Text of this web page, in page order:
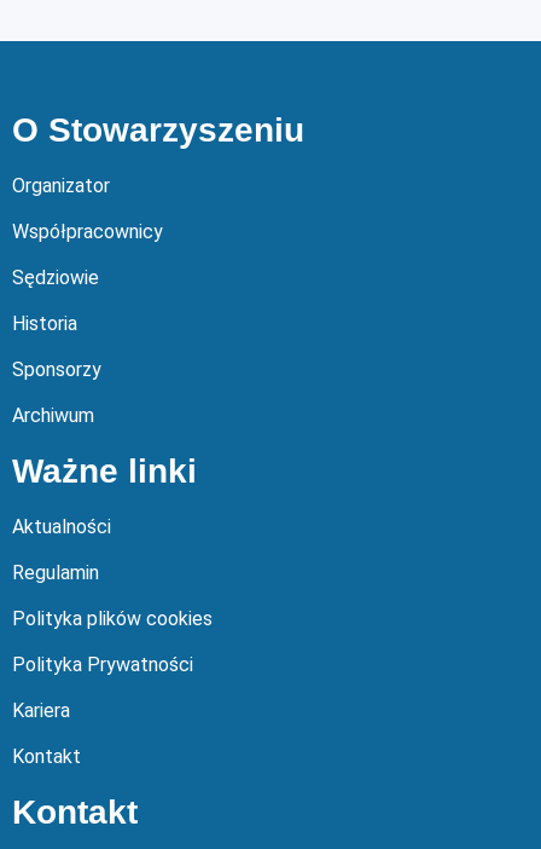
O Stowarzyszeniu
Organizator
Współpracownicy
Sędziowie
Historia
Sponsorzy
Archiwum
Ważne linki
Aktualności
Regulamin
Polityka plików cookies
Polityka Prywatności
Kariera
Kontakt
Kontakt